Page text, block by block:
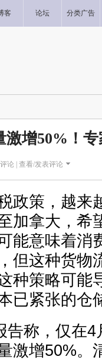
客 论坛 分类广告
激增50%！
论 | 查看/发表评论
政策，越来
加拿大，希
能意味着消
但这种货物
种策略可能
已紧张的仓
称，仅在4
激增50%。